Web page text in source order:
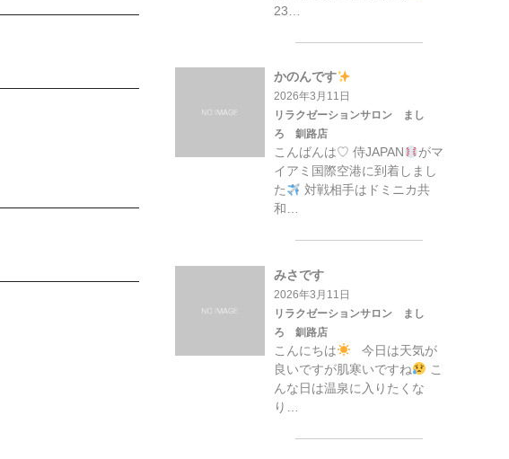
23…
かのんです
2026年3月11日
リラクゼーションサロン まし
ろ 釧路店
こんばんは♡ 侍JAPAN
がマ
イアミ国際空港に到着しまし
た
対戦相手はドミニカ共
和…
みさです
2026年3月11日
リラクゼーションサロン まし
ろ 釧路店
こんにちは
今日は天気が
良いですが肌寒いですね
こ
んな日は温泉に入りたくな
り…